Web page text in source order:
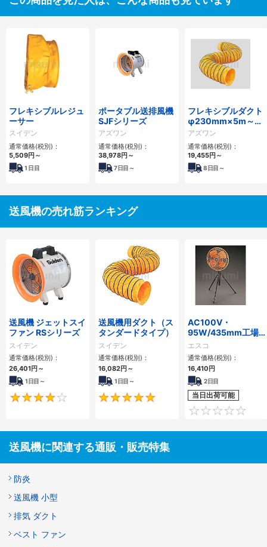
フレキシブルレジュ
ーサー
スイデン
通常価格(税別)：
5,509円 ～
1 日目
ポータブル送排風機
SJFシリーズ
アズワン
通常価格(税別)：
38,978円 ～
7日目～
フレキシブルダクト
φ230mm×5m～
φ520mm×5m
アズワン
通常価格(税別)：
19,455円 ～
8日目～
送風機の売れ筋ランキング
送風機 ジェットスイ
ファン RSシリーズ
スイデン
通常価格(税別)：
26,401円 ～
1日目～
4.3
送風機用ダクト（ス
タンダードタイプ）
スイデン
通常価格(税別)：
16,082円 ～
1日目～
5
AC100V・
95W/435mm工場
扇(スタンド型)
エスコ
通常価格(税別)：
16,410円
2日目
当日出荷可能
送風機に関連する通販・販売特集
防炎
送風機 小型
排気 ダクト
ベスト ファン